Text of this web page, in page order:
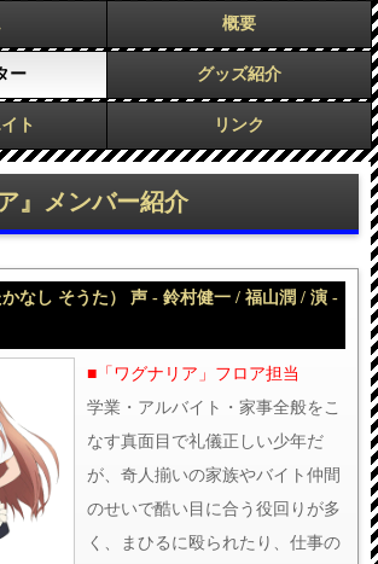
概要
ー グッズ紹介
ト リンク
』メンバー紹介
なし そうた） 声 - 鈴村健一 / 福山潤 / 演 -
■「ワグナリア」フロア担当
学業・アルバイト・家事全般をこ
なす真面目で礼儀正しい少年だ
が、奇人揃いの家族やバイト仲間
のせいで酷い目に合う役回りが多
く、まひるに殴られたり、仕事の